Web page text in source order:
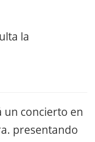
la
un concierto en
presentando